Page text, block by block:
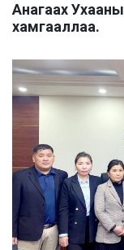
Анагаах
хамгааллаа.